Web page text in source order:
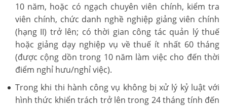
10 năm, hoặc có ngạch chuyên viên chính, kiểm tra
viên chính, chức danh nghề nghiệp giảng viên chính
(hạng II) trở lên; có thời gian công tác quản lý thuế
hoặc giảng dạy nghiệp vụ về thuế ít nhất 60 tháng
(được cộng dồn trong 10 năm làm việc cho đến thời
điểm nghỉ hưu/nghỉ việc).
Trong khi thi hành công vụ không bị xử lý kỷ luật với
hình thức khiển trách trở lên trong 24 tháng tính đến